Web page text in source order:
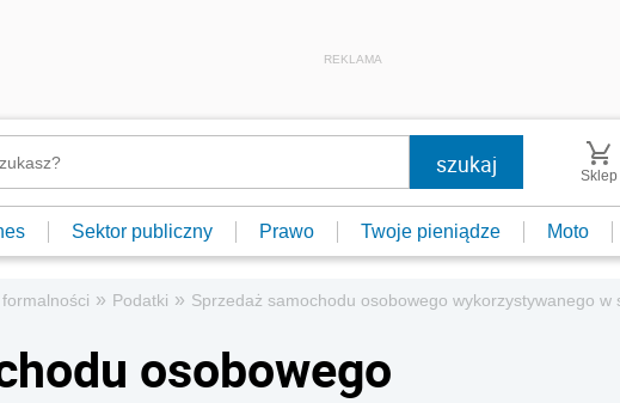
REKLAMA
Sklep
Sektor publiczny Prawo Twoje pieniądze Moto
» Podatki » Sprzedaż samochodu osobowego wykorzystywanego
osobowego